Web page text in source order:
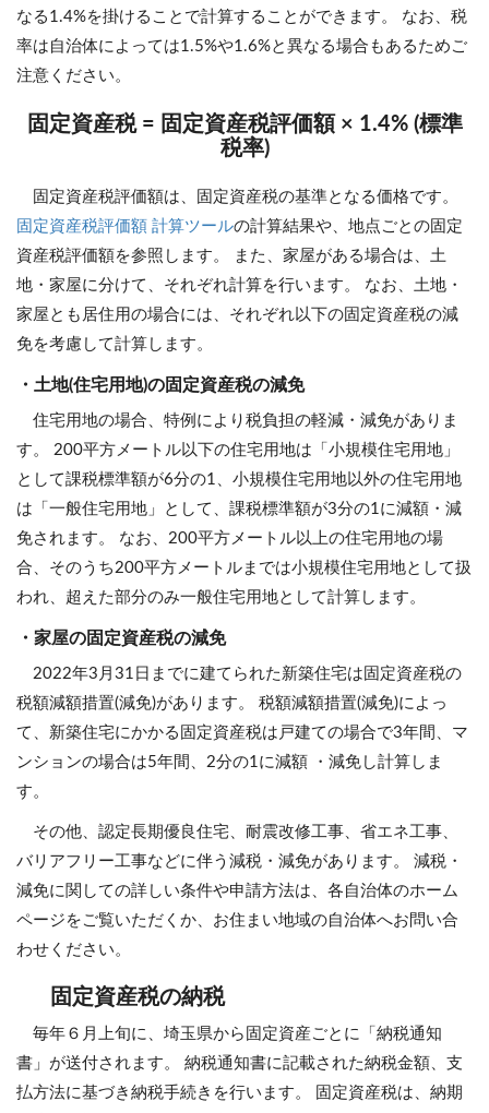
なる1.4%を掛けることで計算することができます。 なお、税
率は自治体によっては1.5%や1.6%と異なる場合もあるためご
注意ください。
固定資産税 = 固定資産税評価額 × 1.4% (標準
税率)
固定資産税評価額は、固定資産税の基準となる価格です。
固定資産税評価額 計算ツールの計算結果や、地点ごとの固定
資産税評価額を参照します。 また、家屋がある場合は、土
地・家屋に分けて、それぞれ計算を行います。 なお、土地・
家屋とも居住用の場合には、それぞれ以下の固定資産税の減
免を考慮して計算します。
・土地(住宅用地)の固定資産税の減免
住宅用地の場合、特例により税負担の軽減・減免がありま
す。 200平方メートル以下の住宅用地は「小規模住宅用地」
として課税標準額が6分の1、小規模住宅用地以外の住宅用地
は「一般住宅用地」として、課税標準額が3分の1に減額・減
免されます。 なお、200平方メートル以上の住宅用地の場
合、そのうち200平方メートルまでは小規模住宅用地として扱
われ、超えた部分のみ一般住宅用地として計算します。
・家屋の固定資産税の減免
2022年3月31日までに建てられた新築住宅は固定資産税の
税額減額措置(減免)があります。 税額減額措置(減免)によっ
て、新築住宅にかかる固定資産税は戸建ての場合で3年間、マ
ンションの場合は5年間、2分の1に減額 ・減免し計算しま
す。
その他、認定長期優良住宅、耐震改修工事、省エネ工事、
バリアフリー工事などに伴う減税・減免があります。 減税・
減免に関しての詳しい条件や申請方法は、各自治体のホーム
ページをご覧いただくか、お住まい地域の自治体へお問い合
わせください。
固定資産税の納税
毎年６月上旬に、埼玉県から固定資産ごとに「納税通知
書」が送付されます。 納税通知書に記載された納税金額、支
払方法に基づき納税手続きを行います。 固定資産税は、納期